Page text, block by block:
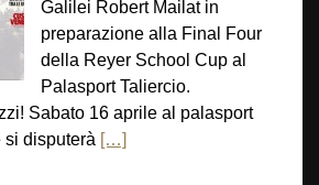
Galilei Robert Mailat in
preparazione alla Final Four
della Reyer School Cup al
Palasport Taliercio.
Sabato 16 aprile al palasport
si disputerà […]